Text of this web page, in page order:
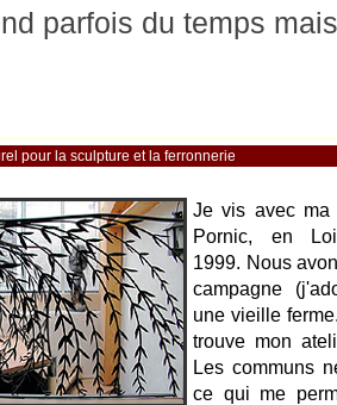
parfois du temps
pour la sculpture et la ferronnerie
Je vis avec ma
Pornic, en
1999. Nous
campagne
une vieille
trouve mon
Les communs
ce qui me